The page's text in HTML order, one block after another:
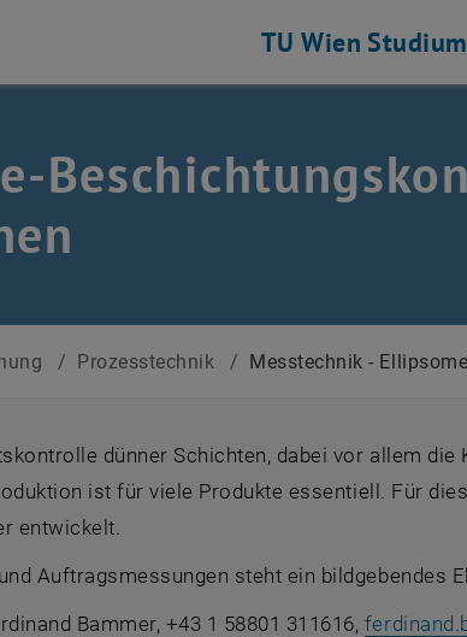
TU Wien Studium
/ Prozesstechnik / Messtechnik -
dünner Schichten, dabei vor allem
ist für viele Produkte essentiell. Für
entwickelt.
Auftragsmessungen steht ein bildgebendes
Bammer, +43 1 58801 311616,